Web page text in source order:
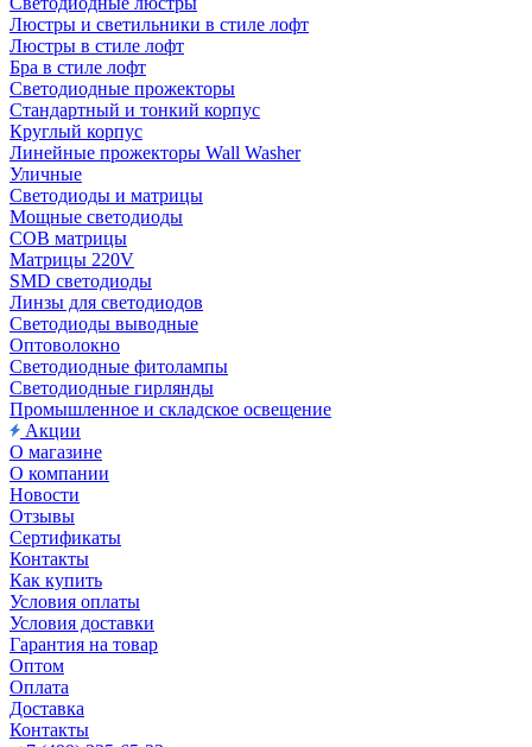
Люстры и светильники в стиле лофт
Люстры в стиле лофт
Бра в стиле лофт
Светодиодные прожекторы
Стандартный и тонкий корпус
Круглый корпус
Линейные прожекторы Wall Washer
Уличные
Светодиоды и матрицы
Мощные светодиоды
COB матрицы
Матрицы 220V
SMD светодиоды
Линзы для светодиодов
Светодиоды выводные
Оптоволокно
Светодиодные фитолампы
Светодиодные гирлянды
Промышленное и складское освещение
Акции
О магазине
О компании
Новости
Отзывы
Сертификаты
Контакты
Как купить
Условия оплаты
Условия доставки
Гарантия на товар
Оптом
Оплата
Доставка
Контакты